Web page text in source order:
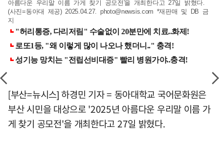
아름다운 우리말 이름 가게 찾기 공모전'을 개최한다고 27일 밝혔다.
(사진=동아대 제공) 2025.04.27. photo@newsis.com *재판매 및 DB 금
지
[부산=뉴시스] 하경민 기자 = 동아대학교 국어문화원은
부산 시민을 대상으로 '2025년 아름다운 우리말 이름 가
게 찾기 공모전'을 개최한다고 27일 밝혔다.